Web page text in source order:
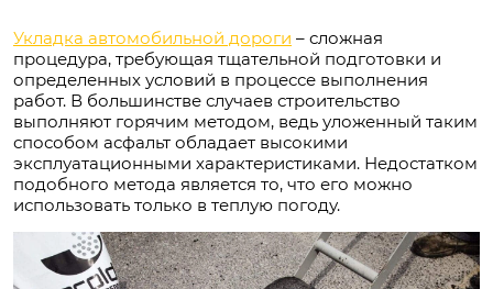
Укладка автомобильной дороги – сложная
процедура, требующая тщательной подготовки и
определенных условий в процессе выполнения
работ. В большинстве случаев строительство
выполняют горячим методом, ведь уложенный таким
способом асфальт обладает высокими
эксплуатационными характеристиками. Недостатком
подобного метода является то, что его можно
использовать только в теплую погоду.